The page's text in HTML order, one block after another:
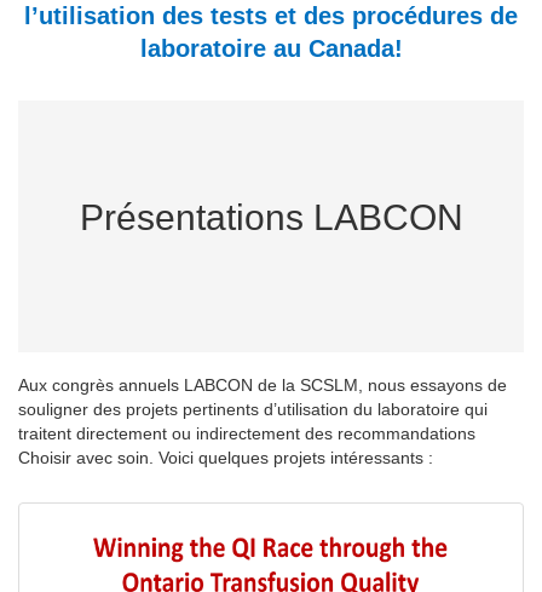
l’utilisation des tests et des procédures de
laboratoire au Canada!
Présentations LABCON
Aux congrès annuels LABCON de la SCSLM, nous essayons de
souligner des projets pertinents d’utilisation du laboratoire qui
traitent directement ou indirectement des recommandations
Choisir avec soin. Voici quelques projets intéressants :